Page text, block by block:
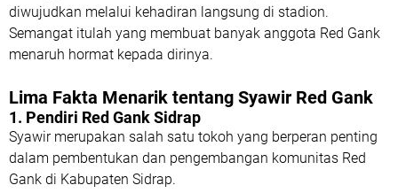
diwujudkan melalui kehadiran langsung di stadion.
Semangat itulah yang membuat banyak anggota Red Gank
menaruh hormat kepada dirinya.
Lima Fakta Menarik tentang Syawir Red Gank
1. Pendiri Red Gank Sidrap
Syawir merupakan salah satu tokoh yang berperan penting
dalam pembentukan dan pengembangan komunitas Red
Gank di Kabupaten Sidrap.